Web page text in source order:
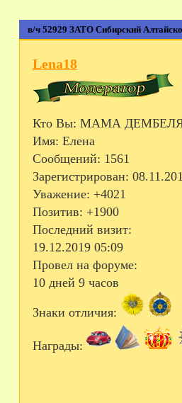
в/ч 52929 ЗАТО Сибирский
Lena18
Кто Вы: МАМА
Имя: Елена
Сообщений: 1561
Зарегистрирован:
Уважение: +4021
Позитив: +1900
Последний визит:
19.12.2019 05:09
Провел на форуме:
10 дней 9 часов
Знаки отличия:
Награды: